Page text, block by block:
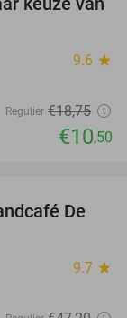
44%
9.6 star
Regulier €18,75
€10,50
42%
De
9.7 star